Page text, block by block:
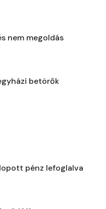
nem megoldás
betörők
pénz lefoglalva